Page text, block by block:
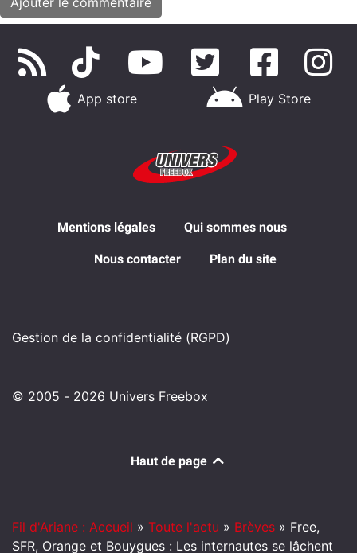
App store Play Store
Mentions légales Qui sommes nous
Nous contacter Plan du site
Gestion de la confidentialité (RGPD)
© 2005 - 2026 Univers Freebox
Haut de page
Fil d'Ariane : Accueil » Toute l'actu » Brèves » Free,
SFR, Orange et Bouygues : Les internautes se lâchent